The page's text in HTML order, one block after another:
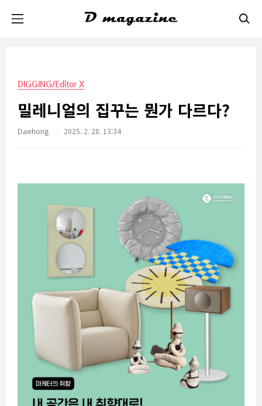
DIGGING/Editor X
밀레니얼의 집꾸는 뭔가 다르다?
Daehong 2025. 2. 28. 13:34